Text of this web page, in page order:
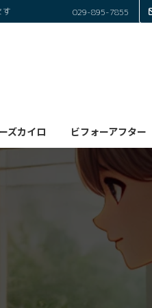
す 029-895-7855
ズカイロ ビフォーアフター